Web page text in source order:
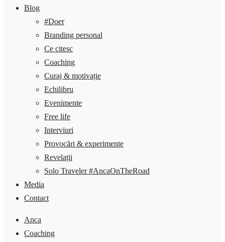
Blog
#Doer
Branding personal
Ce citesc
Coaching
Curaj & motivație
Echilibru
Evenimente
Free life
Interviuri
Provocări & experimente
Revelații
Solo Traveler #AncaOnTheRoad
Media
Contact
Anca
Coaching